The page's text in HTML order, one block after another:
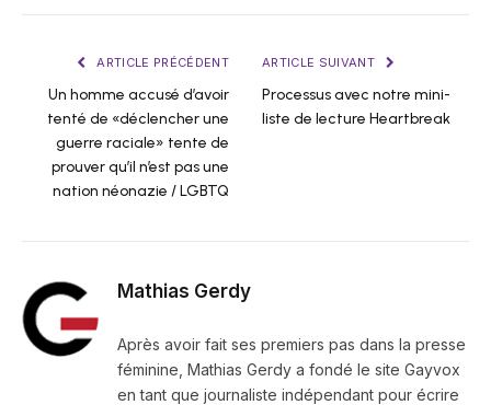
ARTICLE PRÉCÉDENT
Un homme accusé d’avoir
tenté de «déclencher une
guerre raciale» tente de
prouver qu’il n’est pas une
nation néonazie / LGBTQ
ARTICLE SUIVANT
Processus avec notre mini-
liste de lecture Heartbreak
Mathias Gerdy
Après avoir fait ses premiers pas dans la presse
féminine, Mathias Gerdy a fondé le site Gayvox
en tant que journaliste indépendant pour écrire